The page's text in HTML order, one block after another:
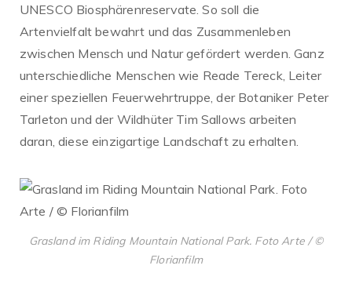
UNESCO Biosphärenreservate. So soll die
Artenvielfalt bewahrt und das Zusammenleben
zwischen Mensch und Natur gefördert werden. Ganz
unterschiedliche Menschen wie Reade Tereck, Leiter
einer speziellen Feuerwehrtruppe, der Botaniker Peter
Tarleton und der Wildhüter Tim Sallows arbeiten
daran, diese einzigartige Landschaft zu erhalten.
Grasland im Riding Mountain National Park. Foto Arte / ©
Florianfilm